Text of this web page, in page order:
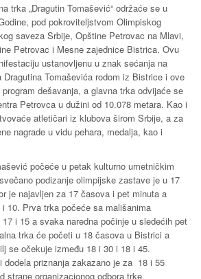
trka „Dragutin Tomašević“ održaće se u
pod pokroviteljstvom Olimpiskog
saveza Srbije, Opštine Petrovac na Mlavi,
Petrovac i Mesne zajednice Bistrica. Ovu
ustanovljenu u znak sećanja na
Tomaševića rodom iz Bistrice i ove
dešavanja, a glavna trka odvijaće se
Petrovca u dužini od 10.078 metara. Kao i
atletičari iz klubova širom Srbije, a za
nagrade u vidu pehara, medalja, kao i
počeće u petak kulturno umetničkim
podizanje olimpijske zastave je u 17
je najavljen za 17 časova i pet minuta a
10. Prva trka počeće sa mališanima
i 15 a svaka naredna počinje u sledećih pet
trka će početi u 18 časova u Bistrici a
se očekuje između 18 i 30 i 18 i 45.
dodela priznanja zakazano je za 18 i 55
strane organizacionog odbora trke.